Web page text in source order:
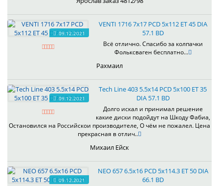
09.12.2021
VENTI 1716 7x17 PCD 5x112 ET 45 DIA
57.1 BD
Всё отлично. Спасибо за колпачки
Фольксваген бесплатно...
Рахмаил
09.12.2021
Tech Line 403 5.5x14 PCD 5x100 ET 35
DIA 57.1 BD
Долго искал и принимал решение
какие диски подойдут на Шкоду Фабиа,
Остановился на Российскои производителе, О чём не пожалел. Цена
прекрасная в отлич..
Михаил Ейск
09.12.2021
NEO 657 6.5x16 PCD 5x114.3 ET 50 DIA
66.1 BD